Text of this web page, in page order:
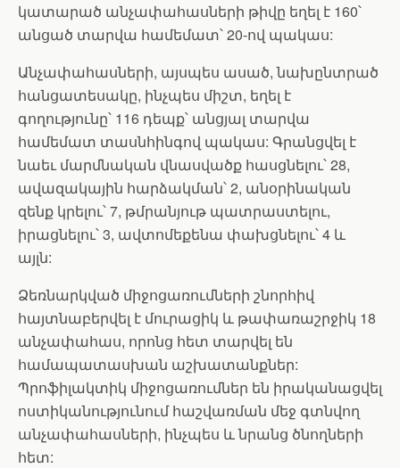
կատարած անչափահասների թիվը եղել է 160՝
անցած տարվա համեմատ՝ 20-ով պակաս:
Անչափահասների, այսպես ասած, նախընտրած
հանցատեսակը, ինչպես միշտ, եղել է
գողությունը՝ 116 դեպք՝ անցյալ տարվա
համեմատ տասնհինգով պակաս: Գրանցվել է
նաեւ մարմնական վնասվածք հասցնելու՝ 28,
ավազակային հարձակման՝ 2, անօրինական
զենք կրելու՝ 7, թմրանյութ պատրաստելու,
իրացնելու՝ 3, ավտոմեքենա փախցնելու՝ 4 և
այլն:
Ձեռնարկված միջոցառումների շնորհիվ
հայտնաբերվել է մուրացիկ և թափառաշրջիկ 18
անչափահաս, որոնց հետ տարվել են
համապատասխան աշխատանքներ:
Պրոֆիլակտիկ միջոցառումներ են իրականացվել
ոստիկանությունում հաշվառման մեջ գտնվող
անչափահասների, ինչպես և նրանց ծնողների
հետ: